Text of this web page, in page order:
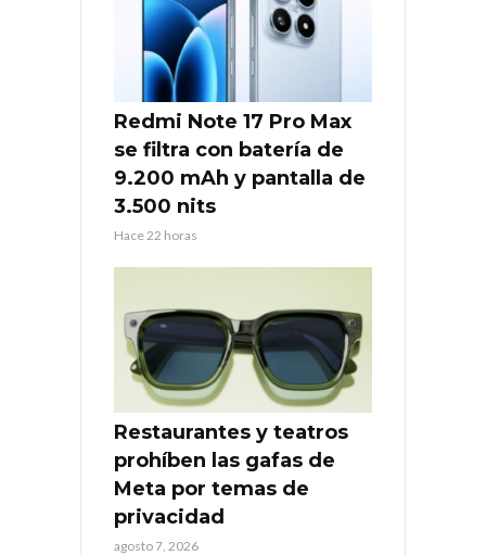
Redmi Note 17 Pro Max
se filtra con batería de
9.200 mAh y pantalla de
3.500 nits
Hace 22 horas
Restaurantes y teatros
prohíben las gafas de
Meta por temas de
privacidad
agosto 7, 2026